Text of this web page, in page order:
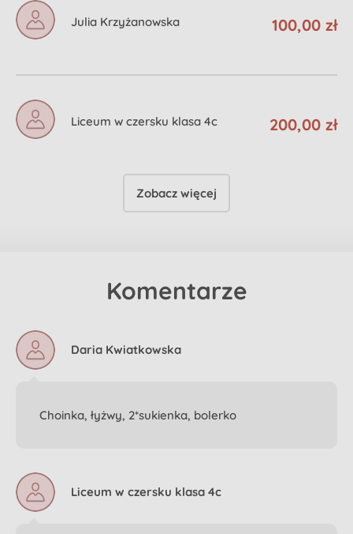
Julia Krzyżanowska 100,00 zł
Liceum w czersku klasa 4c 200,00 zł
Zobacz więcej
Komentarze
Daria Kwiatkowska
Choinka, łyżwy, 2*sukienka, bolerko
Liceum w czersku klasa 4c